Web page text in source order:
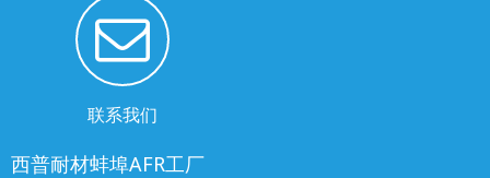
联系我们
西普耐材蚌埠AFR工厂